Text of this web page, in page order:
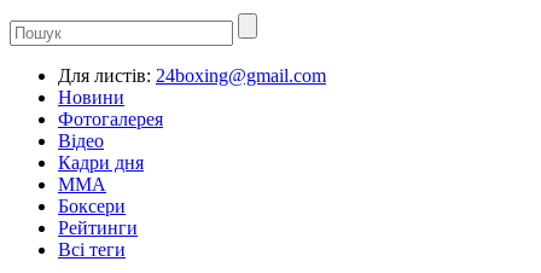
Для листів: 24boxing@gmail.com
Новини
Фотогалерея
Відео
Кадри дня
ММА
Боксери
Рейтинги
Всі теги